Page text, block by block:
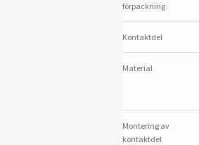
förpackning
Kontaktdel
Material
Montering av
kontaktdel